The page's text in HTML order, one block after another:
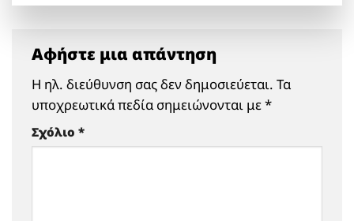
Αφήστε μια απάντηση
Η ηλ. διεύθυνση σας δεν δημοσιεύεται. Τα
υποχρεωτικά πεδία σημειώνονται με*
Σχόλιο *